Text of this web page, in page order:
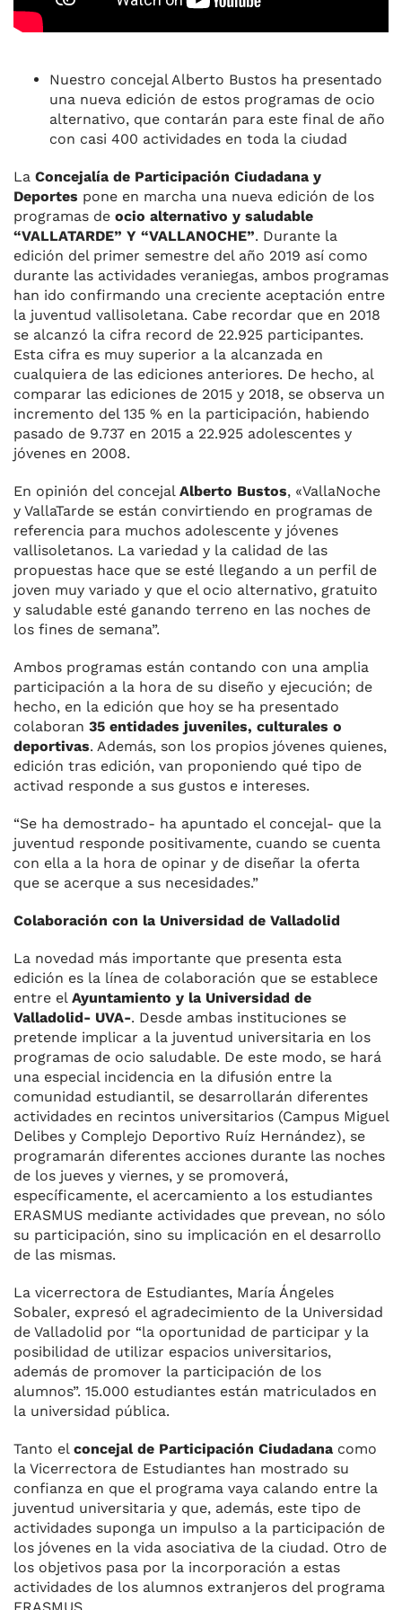
Nuestro concejal Alberto Bustos ha presentado
una nueva edición de estos programas de ocio
alternativo, que contarán para este final de año
con casi 400 actividades en toda la ciudad
La Concejalía de Participación Ciudadana y
Deportes pone en marcha una nueva edición de los
programas de ocio alternativo y saludable
“VALLATARDE” Y “VALLANOCHE”. Durante la
edición del primer semestre del año 2019 así como
durante las actividades veraniegas, ambos programas
han ido confirmando una creciente aceptación entre
la juventud vallisoletana. Cabe recordar que en 2018
se alcanzó la cifra record de 22.925 participantes.
Esta cifra es muy superior a la alcanzada en
cualquiera de las ediciones anteriores. De hecho, al
comparar las ediciones de 2015 y 2018, se observa un
incremento del 135 % en la participación, habiendo
pasado de 9.737 en 2015 a 22.925 adolescentes y
jóvenes en 2008.
En opinión del concejal Alberto Bustos, «VallaNoche
y VallaTarde se están convirtiendo en programas de
referencia para muchos adolescente y jóvenes
vallisoletanos. La variedad y la calidad de las
propuestas hace que se esté llegando a un perfil de
joven muy variado y que el ocio alternativo, gratuito
y saludable esté ganando terreno en las noches de
los fines de semana”.
Ambos programas están contando con una amplia
participación a la hora de su diseño y ejecución; de
hecho, en la edición que hoy se ha presentado
colaboran 35 entidades juveniles, culturales o
deportivas. Además, son los propios jóvenes quienes,
edición tras edición, van proponiendo qué tipo de
activad responde a sus gustos e intereses.
“Se ha demostrado- ha apuntado el concejal- que la
juventud responde positivamente, cuando se cuenta
con ella a la hora de opinar y de diseñar la oferta
que se acerque a sus necesidades.”
Colaboración con la Universidad de Valladolid
La novedad más importante que presenta esta
edición es la línea de colaboración que se establece
entre el Ayuntamiento y la Universidad de
Valladolid- UVA-. Desde ambas instituciones se
pretende implicar a la juventud universitaria en los
programas de ocio saludable. De este modo, se hará
una especial incidencia en la difusión entre la
comunidad estudiantil, se desarrollarán diferentes
actividades en recintos universitarios (Campus Miguel
Delibes y Complejo Deportivo Ruíz Hernández), se
programarán diferentes acciones durante las noches
de los jueves y viernes, y se promoverá,
específicamente, el acercamiento a los estudiantes
ERASMUS mediante actividades que prevean, no sólo
su participación, sino su implicación en el desarrollo
de las mismas.
La vicerrectora de Estudiantes, María Ángeles
Sobaler, expresó el agradecimiento de la Universidad
de Valladolid por “la oportunidad de participar y la
posibilidad de utilizar espacios universitarios,
además de promover la participación de los
alumnos”. 15.000 estudiantes están matriculados en
la universidad pública.
Tanto el concejal de Participación Ciudadana como
la Vicerrectora de Estudiantes han mostrado su
confianza en que el programa vaya calando entre la
juventud universitaria y que, además, este tipo de
actividades suponga un impulso a la participación de
los jóvenes en la vida asociativa de la ciudad. Otro de
los objetivos pasa por la incorporación a estas
actividades de los alumnos extranjeros del programa